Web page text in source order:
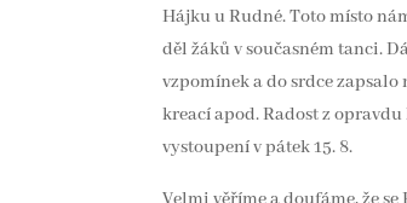
Hájku u Rudné. Toto místo
děl žáků v současném tanci.
vzpomínek a do srdce
kreací apod. Radost z
vystoupení v pátek 15. 8.